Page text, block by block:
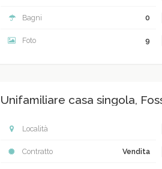
Bagni 0
Foto 9
Unifamiliare casa singola,
Località
Contratto Vendita